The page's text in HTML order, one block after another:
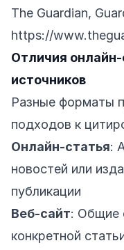
The Guardian,
https://
Отличия онлайн-
источников
Разные форматы
подходов к
Онлайн-статья:
новостей или
публикации
Веб-сайт: Общие
конкретной